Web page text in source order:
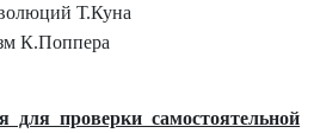
Т.Куна
К.Поппера
для проверки самостоятельной